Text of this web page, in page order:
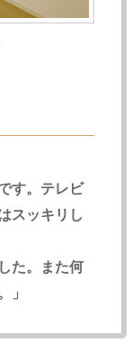
す。テレビ
スッキリし
た。また何
」